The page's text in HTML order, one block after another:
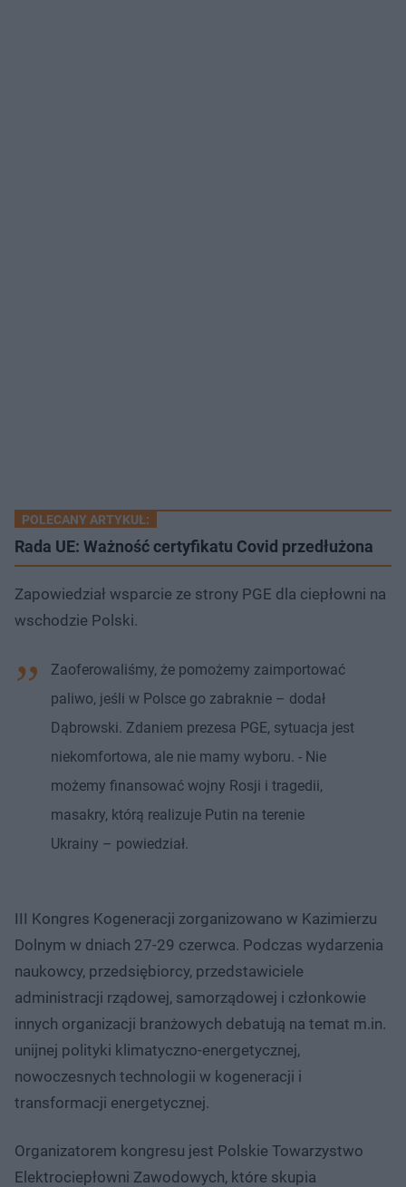
POLECANY ARTYKUŁ:
Rada UE: Ważność certyfikatu Covid przedłużona
Zapowiedział wsparcie ze strony PGE dla ciepłowni na
wschodzie Polski.
Zaoferowaliśmy, że pomożemy zaimportować
paliwo, jeśli w Polsce go zabraknie – dodał
Dąbrowski. Zdaniem prezesa PGE, sytuacja jest
niekomfortowa, ale nie mamy wyboru. - Nie
możemy finansować wojny Rosji i tragedii,
masakry, którą realizuje Putin na terenie
Ukrainy – powiedział.
III Kongres Kogeneracji zorganizowano w Kazimierzu
Dolnym w dniach 27-29 czerwca. Podczas wydarzenia
naukowcy, przedsiębiorcy, przedstawiciele
administracji rządowej, samorządowej i członkowie
innych organizacji branżowych debatują na temat m.in.
unijnej polityki klimatyczno-energetycznej,
nowoczesnych technologii w kogeneracji i
transformacji energetycznej.
Organizatorem kongresu jest Polskie Towarzystwo
Elektrociepłowni Zawodowych, które skupia